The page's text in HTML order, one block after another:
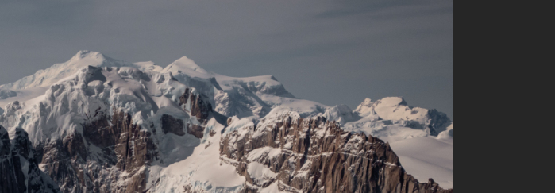
habt.» Den Referenten des
mit der freundlichen Anmerkung,
hierhin unter die Räder zu nehmen»,
wagt, erfuhr das gespannte Publikum
zauberte Siegrist eine aus dem